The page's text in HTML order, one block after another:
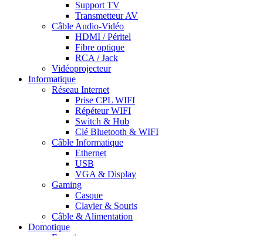
Support TV
Transmetteur AV
Câble Audio-Vidéo
HDMI / Péritel
Fibre optique
RCA / Jack
Vidéoprojecteur
Informatique
Réseau Internet
Prise CPL WIFI
Répéteur WIFI
Switch & Hub
Clé Bluetooth & WIFI
Câble Informatique
Ethernet
USB
VGA & Display
Gaming
Casque
Clavier & Souris
Câble & Alimentation
Domotique